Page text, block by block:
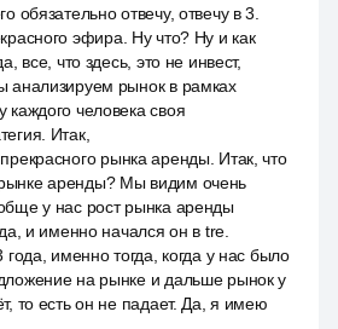
обязательно отвечу, отвечу в 3.
эфира. Ну что? Ну и как
все, что здесь, это не инвест,
анализируем рынок в рамках
человека своя
Итак,
рынка аренды. Итак, что
аренды? Мы видим очень
у нас рост рынка аренды
и именно начался он в tre.
года, именно тогда, когда у нас было
на рынке и дальше рынок у
то есть он не падает. Да, я имею